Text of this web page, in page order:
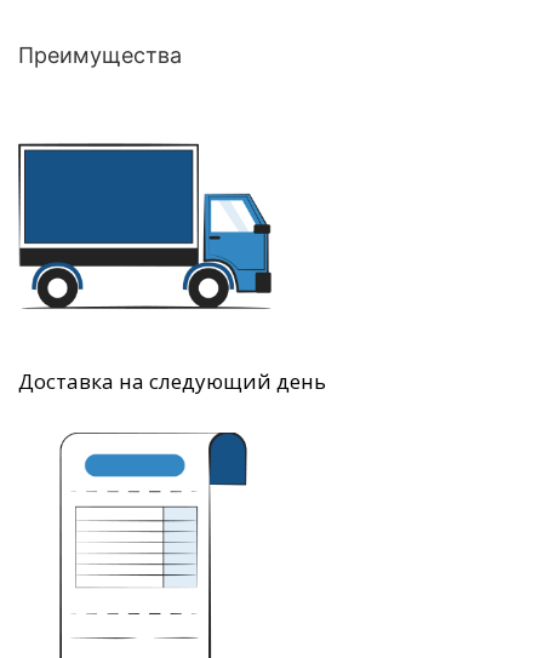
Преимущества
Доставка на следующий день